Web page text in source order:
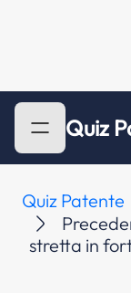
Quiz
Quiz Patente
stretta in